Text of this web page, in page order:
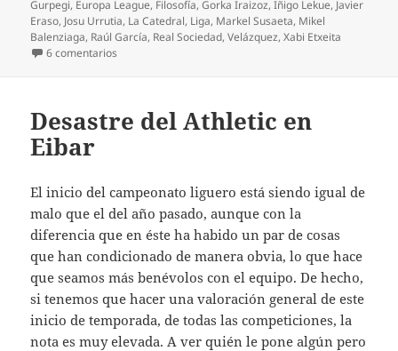
Gurpegi, Europa League, Filosofía,Gorka Iraizoz,Iñigo Lekue, Javier
Eraso, Josu Urrutia, La Catedral, Liga, Markel Susaeta, Mikel
Balenziaga, Raúl García, Real Sociedad,Velázquez,Xabi Etxeita
6 comentarios
Desastre del Athletic en
Eibar
El inicio del campeonato liguero está siendo igual de
malo que el del año pasado, aunque con la
diferencia que en éste ha habido un par de cosas
que han condicionado de manera obvia, lo que hace
que seamos más benévolos con el equipo. De hecho,
si tenemos que hacer una valoración general de este
inicio de temporada, de todas las competiciones, la
nota es muy elevada. A ver quién le pone algún pero